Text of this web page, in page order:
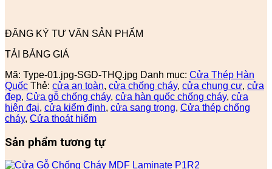
ĐĂNG KÝ TƯ VẤN SẢN PHẨM
TẢI BẢNG GIÁ
Mã: Type-01.jpg-SGD-THQ.jpg Danh mục: Cửa Thép Hàn
Quốc Thẻ: cửa an toàn, cửa chống cháy, cửa chung cư, cửa
đẹp, Cửa gỗ chống cháy, cửa hàn quốc chống cháy, cửa
hiện đại, cửa kiểm định, cửa sang trọng, Cửa thép chống
cháy, Cửa thoát hiểm
Sản phẩm tương tự